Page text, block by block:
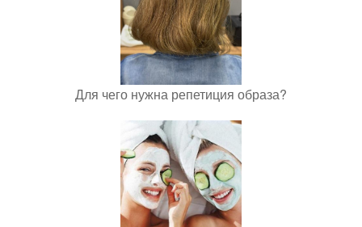
Для чего нужна репетиция образа?